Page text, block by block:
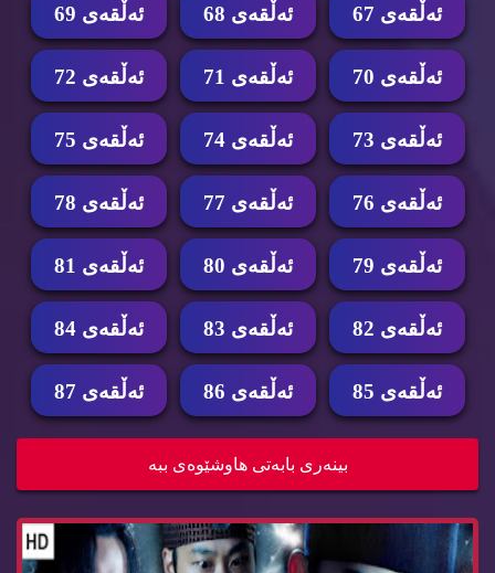
ئه‌ڵقه‌ی 67 ئه‌ڵقه‌ی 68 ئه‌ڵقه‌ی 69
ئه‌ڵقه‌ی 70 ئه‌ڵقه‌ی 71 ئه‌ڵقه‌ی 72
ئه‌ڵقه‌ی 73 ئه‌ڵقه‌ی 74 ئه‌ڵقه‌ی 75
ئه‌ڵقه‌ی 76 ئه‌ڵقه‌ی 77 ئه‌ڵقه‌ی 78
ئه‌ڵقه‌ی 79 ئه‌ڵقه‌ی 80 ئه‌ڵقه‌ی 81
ئه‌ڵقه‌ی 82 ئه‌ڵقه‌ی 83 ئه‌ڵقه‌ی 84
ئه‌ڵقه‌ی 85 ئه‌ڵقه‌ی 86 ئه‌ڵقه‌ی 87
بینه‌ری بابه‌تی هاوشێوه‌ی ببه‌
زنجیره‌ درامای شه‌ش جه‌نگاوه‌ر ئه‌ڵقه‌ی 86 dram...